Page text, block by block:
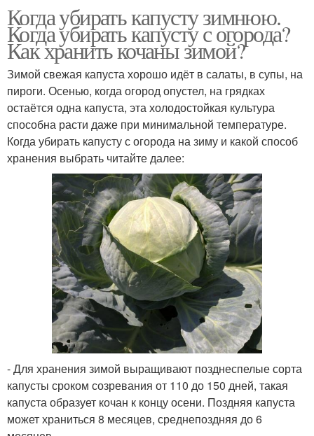
Когда убирать капусту зимнюю.
Когда убирать капусту с огорода?
Как хранить кочаны зимой?
Зимой свежая капуста хорошо идёт в салаты, в супы, на
пироги. Осенью, когда огород опустел, на грядках
остаётся одна капуста, эта холодостойкая культура
способна расти даже при минимальной температуре.
Когда убирать капусту с огорода на зиму и какой способ
хранения выбрать читайте далее:
- Для хранения зимой выращивают позднеспелые сорта
капусты сроком созревания от 110 до 150 дней, такая
капуста образует кочан к концу осени. Поздняя капуста
может храниться 8 месяцев, среднепоздняя до 6